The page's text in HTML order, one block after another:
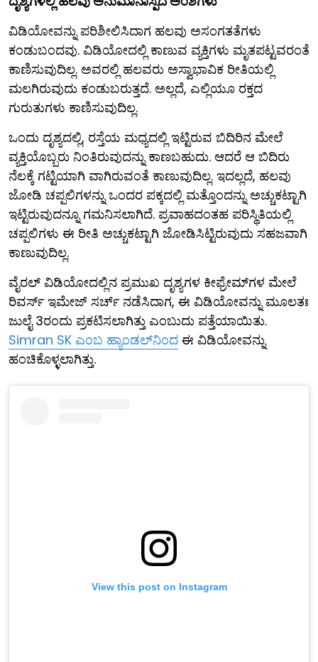
ವಿಡಿಯೋವನ್ನು ಪರಿಶೀಲಿಸಿದಾಗ ಹಲವು ಅಸಂಗತತೆಗಳು
ಕಂಡುಬಂದವು. ವಿಡಿಯೋದಲ್ಲಿ ಕಾಣುವ ವ್ಯಕ್ತಿಗಳು ಮೃತಪಟ್ಟವರಂತೆ
ಕಾಣಿಸುವುದಿಲ್ಲ. ಅವರಲ್ಲಿ ಹಲವರು ಅಸ್ವಾಭಾವಿಕ ರೀತಿಯಲ್ಲಿ
ಮಲಗಿರುವುದು ಕಂಡುಬರುತ್ತದೆ. ಅಲ್ಲದೆ, ಎಲ್ಲಿಯೂ ರಕ್ತದ
ಗುರುತುಗಳು ಕಾಣಿಸುವುದಿಲ್ಲ.
ಒಂದು ದೃಶ್ಯದಲ್ಲಿ, ರಸ್ತೆಯ ಮಧ್ಯದಲ್ಲಿ ಇಟ್ಟಿರುವ ಬಿದಿರಿನ ಮೇಲೆ
ವ್ಯಕ್ತಿಯೊಬ್ಬರು ನಿಂತಿರುವುದನ್ನು ಕಾಣಬಹುದು. ಆದರೆ ಆ ಬಿದಿರು
ನೆಲಕ್ಕೆ ಗಟ್ಟಿಯಾಗಿ ವಾಗಿರುವಂತೆ ಕಾಣುವುದಿಲ್ಲ. ಇದಲ್ಲದೆ, ಹಲವು
ಜೋಡಿ ಚಪ್ಪಲಿಗಳನ್ನು ಒಂದರ ಪಕ್ಕದಲ್ಲಿ ಮತ್ತೊಂದನ್ನು ಅಚ್ಚುಕಟ್ಟಾಗಿ
ಇಟ್ಟಿರುವುದನ್ನೂ ಗಮನಿಸಲಾಗಿದೆ. ಪ್ರವಾಹದಂತಹ ಪರಿಸ್ಥಿತಿಯಲ್ಲಿ
ಚಪ್ಪಲಿಗಳು ಈ ರೀತಿ ಅಚ್ಚುಕಟ್ಟಾಗಿ ಜೋಡಿಸಿಟ್ಟಿರುವುದು ಸಹಜವಾಗಿ
ಕಾಣುವುದಿಲ್ಲ.
ವೈರಲ್ ವಿಡಿಯೋದಲ್ಲಿನ ಪ್ರಮುಖ ದೃಶ್ಯಗಳ ಕೀಫ್ರೇಮ್‌ಗಳ ಮೇಲೆ
ರಿವರ್ಸ್ ಇಮೇಜ್ ಸರ್ಚ್ ನಡೆಸಿದಾಗ, ಈ ವಿಡಿಯೋವನ್ನು ಮೂಲತಃ
ಜುಲೈ 3ರಂದು ಪ್ರಕಟಿಸಲಾಗಿತ್ತು ಎಂಬುದು ಪತ್ತೆಯಾಯಿತು.
Simran SK ಎಂಬ ಹ್ಯಾಂಡಲ್‌ನಿಂದ ಈ ವಿಡಿಯೋವನ್ನು
ಹಂಚಿಕೊಳ್ಳಲಾಗಿತ್ತು.
View this post on Instagram